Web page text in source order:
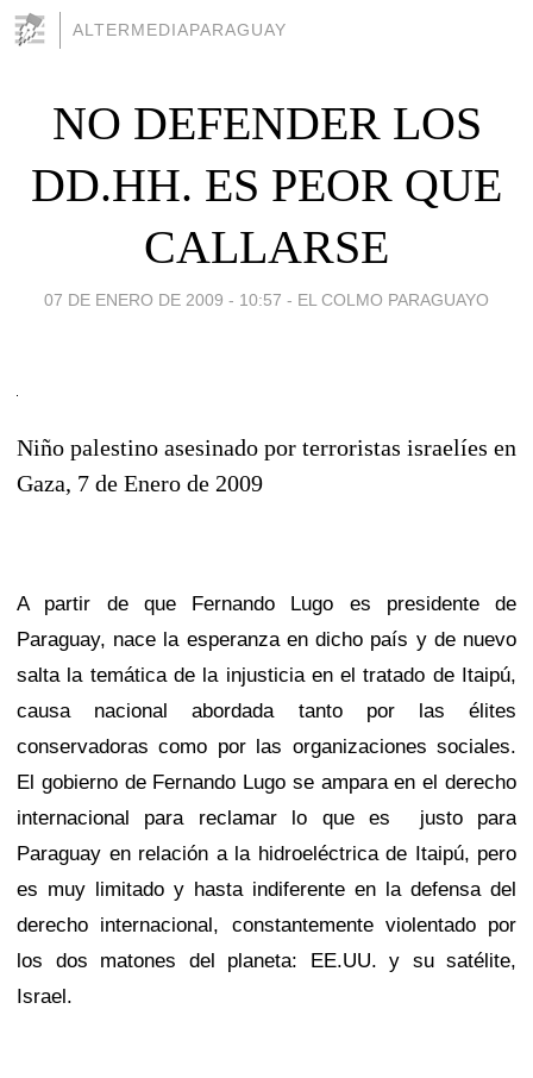
ALTERMEDIAPARAGUAY
NO DEFENDER LOS
DD.HH. ES PEOR QUE
CALLARSE
07 DE ENERO DE 2009 - 10:57 - EL COLMO PARAGUAYO
Niño palestino asesinado por terroristas israelíes en
Gaza, 7 de Enero de 2009
A partir de que Fernando Lugo es presidente de
Paraguay, nace la esperanza en dicho país y de nuevo
salta la temática de la injusticia en el tratado de Itaipú,
causa nacional abordada tanto por las élites
conservadoras como por las organizaciones sociales.
El gobierno de Fernando Lugo se ampara en el derecho
internacional para reclamar lo que es
justo para
Paraguay en relación a la hidroeléctrica de Itaipú, pero
es muy limitado y hasta indiferente en la defensa del
derecho internacional, constantemente violentado por
los dos matones del planeta: EE.UU. y su satélite,
Israel.